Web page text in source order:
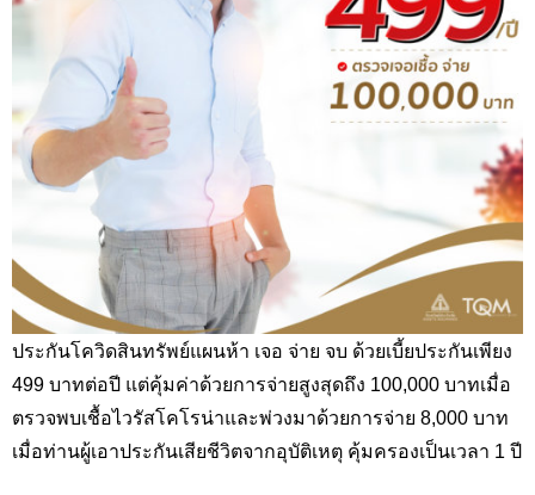
ประกันโควิดสินทรัพย์แผนห้า เจอ จ่าย จบ ด้วยเบี้ยประกันเพียง
499 บาทต่อปี แต่คุ้มค่าด้วยการจ่ายสูงสุดถึง 100,000 บาทเมื่อ
ตรวจพบเชื้อไวรัสโคโรน่าและพ่วงมาด้วยการจ่าย 8,000 บาท
เมื่อท่านผู้เอาประกันเสียชีวิตจากอุบัติเหตุ คุ้มครองเป็นเวลา 1 ปี